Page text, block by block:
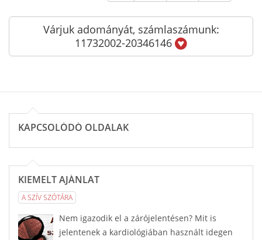
Várjuk adományát, számlaszámunk:
11732002-20346146
KAPCSOLÓDÓ OLDALAK
KIEMELT AJÁNLAT
A SZÍV SZÓTÁRA
Nem igazodik el a zárójelentésen? Mit is
jelentenek a kardiológiában használt idegen